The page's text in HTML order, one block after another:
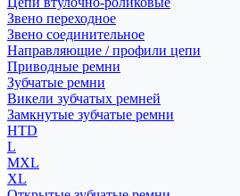
Звено переходное
Звено соединительное
Направляющие / профили цепи
Приводные ремни
Зубчатые ремни
Викели зубчатых ремней
Замкнутые зубчатые ремни
HTD
L
MXL
XL